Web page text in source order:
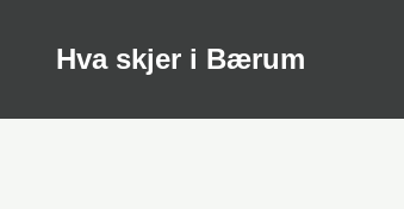
Hva skjer i Bærum